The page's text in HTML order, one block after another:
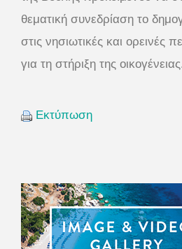
θεματική συνεδρίαση το
στις νησιωτικές και ορεινές
για τη στήριξη της οικογένειας.
Εκτύπωση